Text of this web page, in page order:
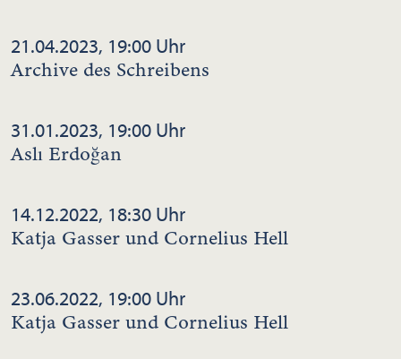
21.04.2023, 19:00 Uhr
Archive des Schreibens
31.01.2023, 19:00 Uhr
Aslı Erdoğan
14.12.2022, 18:30 Uhr
Katja Gasser und Cornelius Hell
23.06.2022, 19:00 Uhr
Katja Gasser und Cornelius Hell